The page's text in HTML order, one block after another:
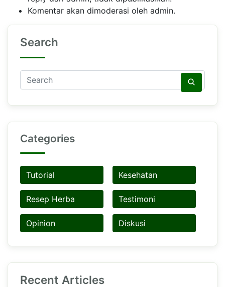
Komentar akan dimoderasi oleh admin.
Search
Categories
Tutorial Kesehatan
Resep Herba Testimoni
Opinion Diskusi
Recent Articles